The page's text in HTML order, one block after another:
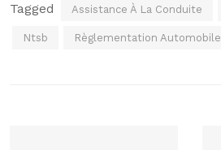
Tagged Assistance À La Conduite
Ntsb Règlementation Automobile